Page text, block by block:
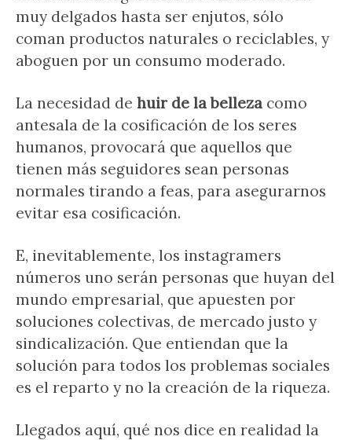
muy delgados hasta ser enjutos, sólo
coman productos naturales o reciclables, y
aboguen por un consumo moderado.
La necesidad de huir de la belleza como
antesala de la cosificación de los seres
humanos, provocará que aquellos que
tienen más seguidores sean personas
normales tirando a feas, para asegurarnos
evitar esa cosificación.
E, inevitablemente, los instagramers
números uno serán personas que huyan del
mundo empresarial, que apuesten por
soluciones colectivas, de mercado justo y
sindicalización. Que entiendan que la
solución para todos los problemas sociales
es el reparto y no la creación de la riqueza.
Llegados aquí, qué nos dice en realidad la